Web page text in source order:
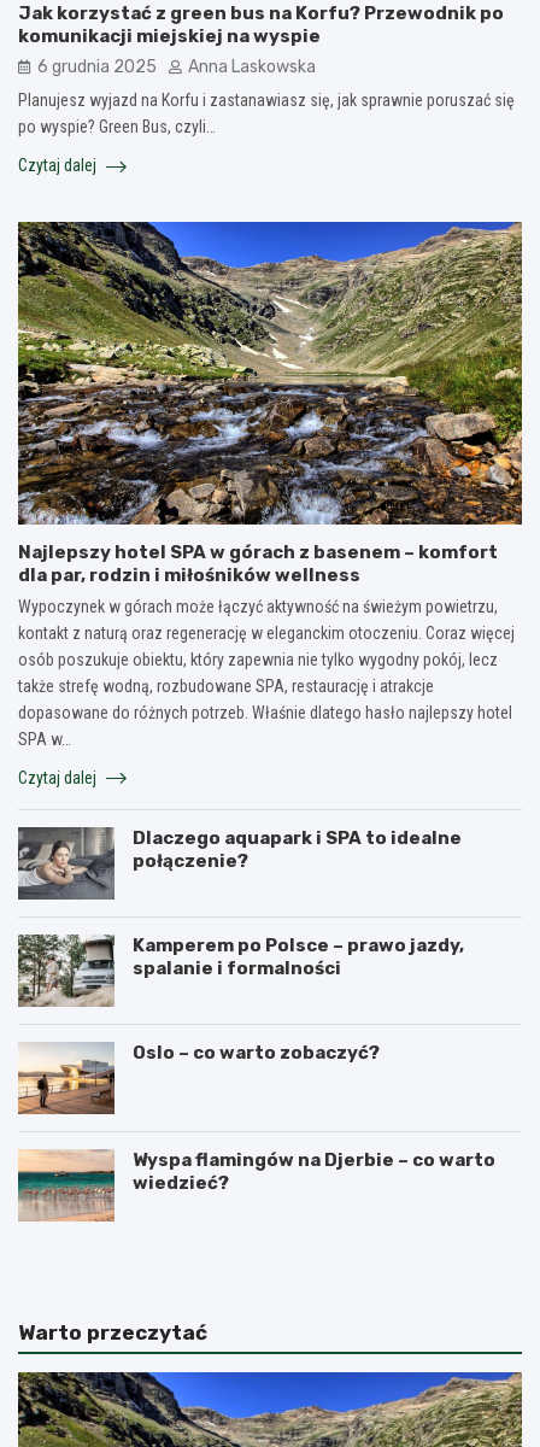
Jak korzystać z green bus na Korfu? Przewodnik po
komunikacji miejskiej na wyspie
6 grudnia 2025 Anna Laskowska
Planujesz wyjazd na Korfu i zastanawiasz się, jak sprawnie poruszać się
po wyspie? Green Bus, czyli…
Czytaj dalej
Najlepszy hotel SPA w górach z basenem – komfort
dla par, rodzin i miłośników wellness
Wypoczynek w górach może łączyć aktywność na świeżym powietrzu,
kontakt z naturą oraz regenerację w eleganckim otoczeniu. Coraz więcej
osób poszukuje obiektu, który zapewnia nie tylko wygodny pokój, lecz
także strefę wodną, rozbudowane SPA, restaurację i atrakcje
dopasowane do różnych potrzeb. Właśnie dlatego hasło najlepszy hotel
SPA w…
Czytaj dalej
Dlaczego aquapark i SPA to idealne
połączenie?
Kamperem po Polsce – prawo jazdy,
spalanie i formalności
Oslo – co warto zobaczyć?
Wyspa flamingów na Djerbie – co warto
wiedzieć?
N
p
s
z
e
t
C
G
i
b
r
a
Warto przeczytać